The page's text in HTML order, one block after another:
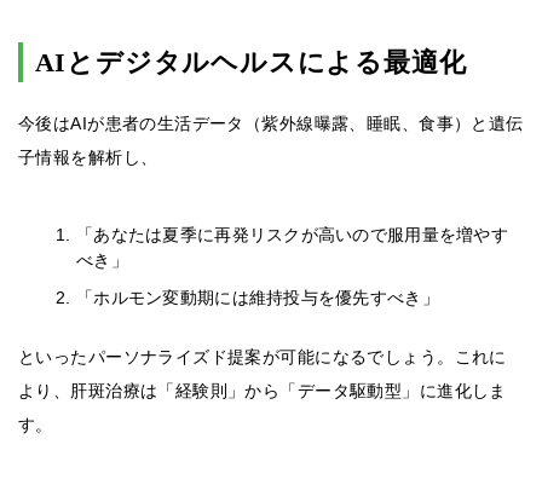
AIとデジタルヘルスによる最適化
今後はAIが患者の生活データ（紫外線曝露、睡眠、食事）と遺伝
子情報を解析し、
「あなたは夏季に再発リスクが高いので服用量を増やす
べき」
「ホルモン変動期には維持投与を優先すべき」
といったパーソナライズド提案が可能になるでしょう。これに
より、肝斑治療は「経験則」から「データ駆動型」に進化しま
す。